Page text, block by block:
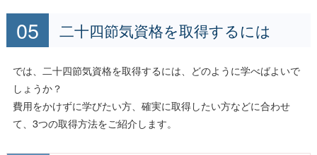
二十四節気資格を取得するには
では、二十四節気資格を取得するには、どのように学べばよいで
しょうか？
費用をかけずに学びたい方、確実に取得したい方などに合わせ
て、3つの取得方法をご紹介します。